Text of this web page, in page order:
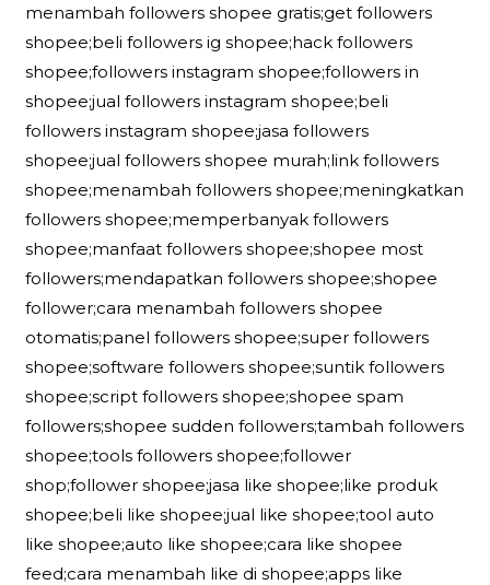
menambah followers shopee gratis;get followers
shopee;beli followers ig shopee;hack followers
shopee;followers instagram shopee;followers in
shopee;jual followers instagram shopee;beli
followers instagram shopee;jasa followers
shopee;jual followers shopee murah;link followers
shopee;menambah followers shopee;meningkatkan
followers shopee;memperbanyak followers
shopee;manfaat followers shopee;shopee most
followers;mendapatkan followers shopee;shopee
follower;cara menambah followers shopee
otomatis;panel followers shopee;super followers
shopee;software followers shopee;suntik followers
shopee;script followers shopee;shopee spam
followers;shopee sudden followers;tambah followers
shopee;tools followers shopee;follower
shop;follower shopee;jasa like shopee;like produk
shopee;beli like shopee;jual like shopee;tool auto
like shopee;auto like shopee;cara like shopee
feed;cara menambah like di shopee;apps like